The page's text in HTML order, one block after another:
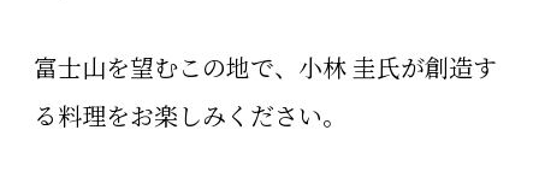
富士山を望むこの地で、小林 圭氏が創造す
る料理をお楽しみください。